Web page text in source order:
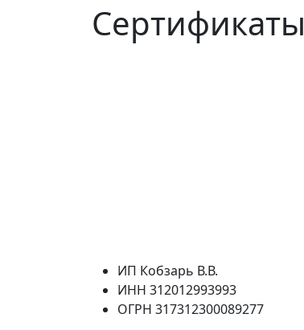
Сертификаты
ИП Кобзарь В.В.
ИНН 312012993993
ОГРН 317312300089277